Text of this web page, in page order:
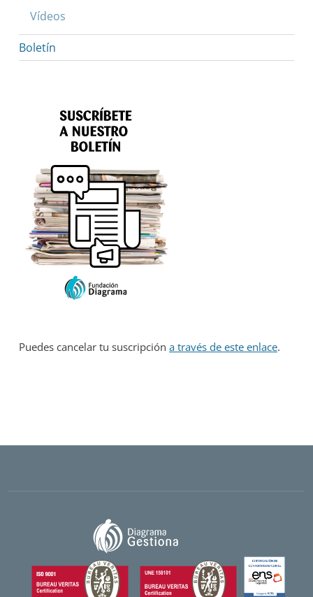
Vídeos
Boletín
Puedes cancelar tu suscripción a través de este enlace.